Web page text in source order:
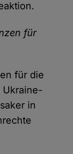
für
für die
Ukraine-
in